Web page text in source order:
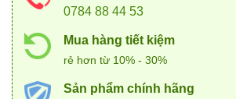
0784 88 44 53
Mua hàng tiết kiệm
rẻ hơn từ 10% - 30%
Sản phẩm chính hãng